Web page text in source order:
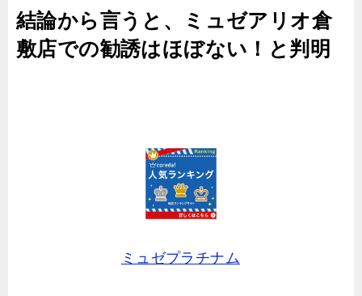
結論から言うと、ミュゼアリオ倉
敷店での勧誘はほぼない！と判明
ミュゼプラチナム